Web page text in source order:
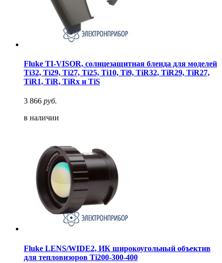
Fluke TI-VISOR, солнцезащитная бленда для моделей
Ti32, Ti29, Ti27, Ti25, Ti10, Ti9, TiR32, TiR29, TiR27,
TiR1, TiR, TiRx и TiS
3 866 руб.
в наличии
Fluke LENS/WIDE2, ИК широкоугольный объектив
для тепловизоров Ti200-300-400